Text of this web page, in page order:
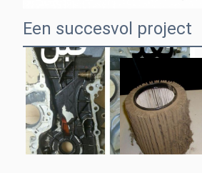
Een succesvol project